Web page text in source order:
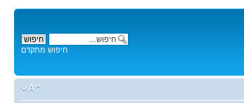
חיפוש מתקדם